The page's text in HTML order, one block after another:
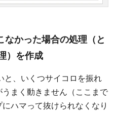
かった場合の処理（と
）を作成
と、いくつサイコロを振れ
まく動きません（ここまで
ハマって抜けられなくなり